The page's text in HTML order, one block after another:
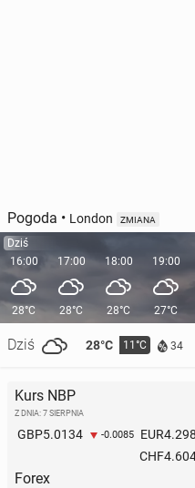
Pogoda • London ZMIANA
Dziś
16:00
28°C
Dziś 28°C 11°C 34
17:00
28°C
18:00
28°C
19:00
27°C
Kurs NBP
Z DNIA: 7 SIERPNIA
GBP5.0134 -0.0085 EUR
CHF
Forex